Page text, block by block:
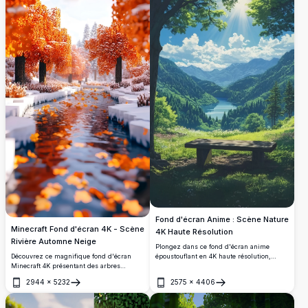
Minecraft Fond d'écran 4K - Scène
Rivière Automne Neige
Découvrez ce magnifique fond d'écran
Minecraft 4K présentant des arbres
orange et rouge ardent le long d'une
rivière paisible. Le paysage enneigé crée
une scène magique de transition
2944 × 5232
Ouvrir
Fond d'écran Anime : Scène Nature
4K Haute Résolution
Plongez dans ce fond d'écran anime
époustouflant en 4K haute résolution,
des montagnes vertes luxuriantes,
encadré par des arbres imposants et un
soleil radieux projetant des rayons dorés.
2575 × 4406
Ouvrir